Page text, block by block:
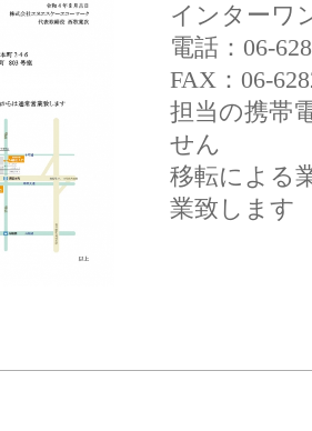
インターワ
電話：06-
FAX：06-
担当の携帯
せん
移転による
業致します